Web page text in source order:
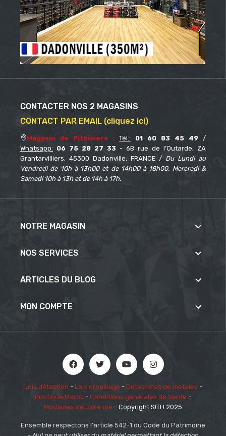
CONTACTER NOS 2 MAGASINS
CONTACT PAR EMAIL (cliquez ici)
Magasin de Pithiviers : Tél.: 01 60 83 45 49 /
Whatsapp: 06 75 28 27 33 - 6B rue de l’Outarde, ZA
Grantarvilliers, 45300 Dadonville, FRANCE / Du Lundi au
Vendredi de 10h à 13h00 et de 14h00 à 18h00. Mercredi &
Samedi 10h à 13h et de 14h à 17h.
NOTRE MAGASIN 
NOS SERVICES 
ARTICLES DU BLOG 
MON COMPTE 
Lois détection - Lois orpaillage - Detectores de metales -
Boutique Maroc - Conditions générales de Vente -
Modalités de Garantie - Copyright SITH 2025
Ensemble respectons l'article 542-1 du Code du Patrimoine